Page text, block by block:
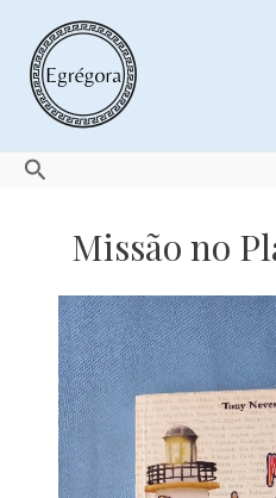
content
Search
Missão no